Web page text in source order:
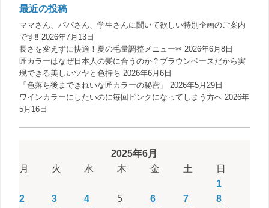
最近の投稿
ママさん、パパさん、学生さんに聞いて欲しい特別企画のご案内
です‼️ 2026年7月13日
長さを変えずに快適！夏の毛量調整メニュー✂︎ 2026年6月8日
匠カラーはなぜ日本人の髪に合うのか？ブラウンベースだから実
現できる美しいツヤと色持ち 2026年6月6日
「色落ち後まできれいな匠カラーの秘密」
2026年5月29日
ワインカラーにしたいのに毎回ピンクになってしまう方へ 2026年
5月16日
2025年6月
月
火 水 木 金 土 日
1
2
3 4 5 6 7
8